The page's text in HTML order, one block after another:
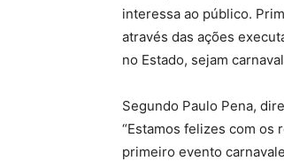
interessa ao público.
através das ações
no Estado, sejam
Segundo Paulo Pena,
“Estamos felizes com os
primeiro evento